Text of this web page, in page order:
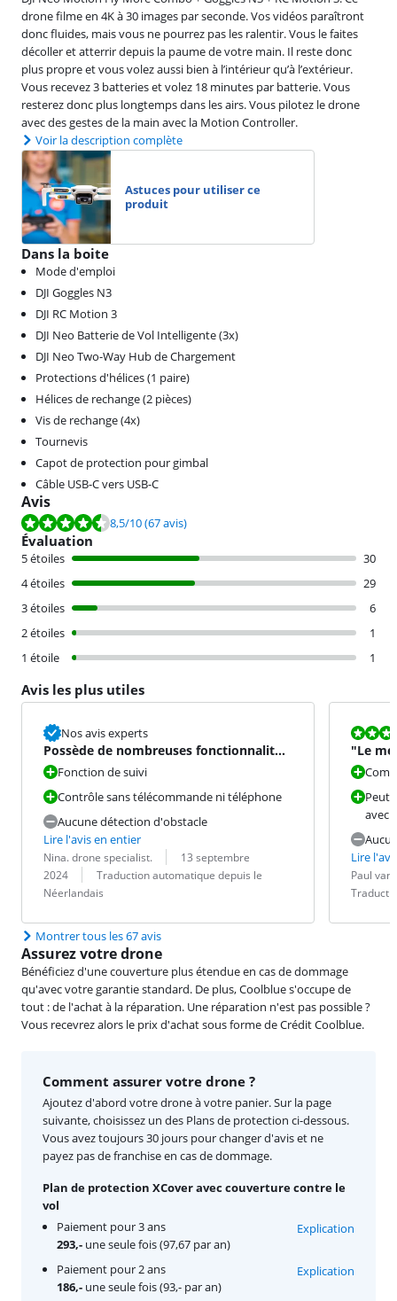
drone filme en 4K à 30 images par seconde. Vos vidéos paraîtront
donc fluides, mais vous ne pourrez pas les ralentir. Vous le faites
décoller et atterrir depuis la paume de votre main. Il reste donc
plus propre et vous volez aussi bien à l’intérieur qu’à l’extérieur.
Vous recevez 3 batteries et volez 18 minutes par batterie. Vous
resterez donc plus longtemps dans les airs. Vous pilotez le drone
avec des gestes de la main avec la Motion Controller.
Voir la description complète
Astuces pour utiliser ce
produit
Dans la boite
Mode d'emploi
DJI Goggles N3
DJI RC Motion 3
DJI Neo Batterie de Vol Intelligente (3x)
DJI Neo Two-Way Hub de Chargement
Protections d'hélices (1 paire)
Hélices de rechange (2 pièces)
Vis de rechange (4x)
Tournevis
Capot de protection pour gimbal
Câble USB-C vers USB-C
Avis
La note est de 8,5 sur 10, basée sur 67 avis.
8,5/10(67 avis)
Évaluation
5 étoiles
30
4 étoiles
29
3 étoiles
6
2 étoiles
1
1 étoile
1
Avis les plus utiles
Nos avis experts
Possède de nombreuses fonctionnalités
pour un modèle d'entré
Fonction de suivi
Contrôle sans télécommande ni téléphone
Aucune détection d'obstacle
Lire l'avis en entier
Évaluation par :
Nina. drone specialist.
Date :
13 septembre
2024
Traduction :
Traduction automatique depuis le
Néerlandais
La note est
"Le
avez
Peut
avec
Lire
Évaluation
Paul van
Date :
Traduction :
Montrer tous les 67 avis
Assurez votre drone
Bénéficiez d'une couverture plus étendue en cas de dommage
qu'avec votre garantie standard. De plus, Coolblue s'occupe de
tout : de l'achat à la réparation. Une réparation n'est pas possible ?
Vous recevrez alors le prix d'achat sous forme de Crédit Coolblue.
Comment assurer votre drone ?
Ajoutez d'abord votre drone à votre panier. Sur la page
suivante, choisissez un des Plans de protection ci-dessous.
Vous avez toujours 30 jours pour changer d'avis et ne
payez pas de franchise en cas de dommage.
Plan de protection XCover avec couverture contre le
vol
Paiement pour 3 ans
293,- une seule fois (97,67 par an)
Explication
Paiement pour 2 ans
186,- une seule fois (93,- par an)
Explication